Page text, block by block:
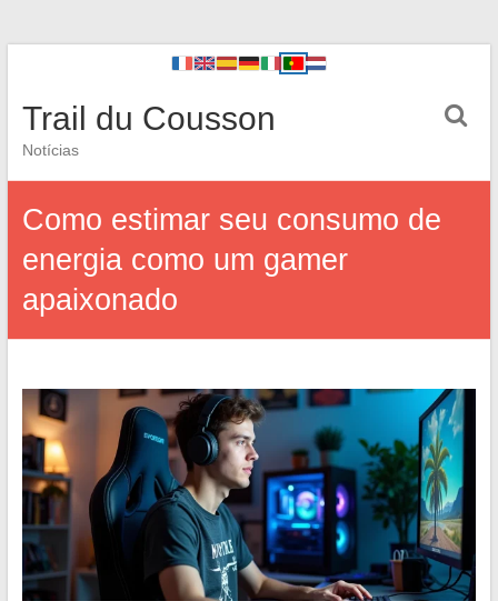
Trail du Cousson
Notícias
Como estimar seu consumo de
energia como um gamer
apaixonado